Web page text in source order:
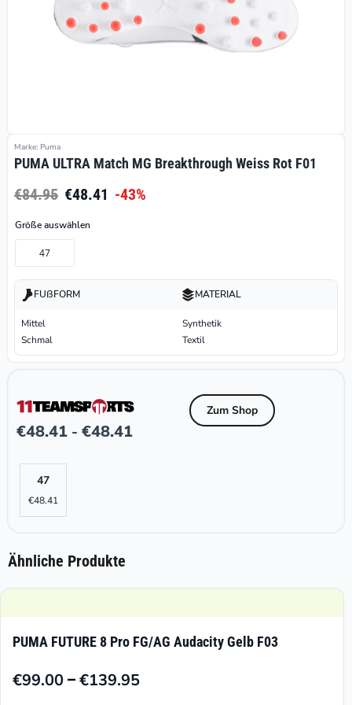
Marke: Puma
PUMA ULTRA Match MG Breakthrough Weiss Rot F01
€84.95 €48.41 -43%
Größe auswählen
47
FUßFORM
Mittel
Schmal
MATERIAL
Synthetik
Textil
€48.41 - €48.41
Zum Shop
47
€48.41
Ähnliche Produkte
PUMA FUTURE 8 Pro FG/AG Audacity Gelb F03
€99.00–€139.95
Preisspanne: